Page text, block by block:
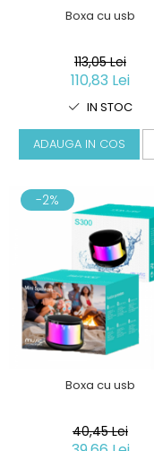
Boxa cu usb
113,05 Lei
110,83 Lei
IN STOC
ADAUGA IN COS
-2%
Boxa cu usb
40,45 Lei